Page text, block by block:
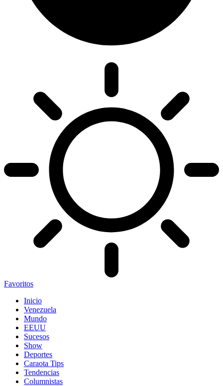
Favoritos
Inicio
Venezuela
Mundo
EEUU
Sucesos
Show
Deportes
Caraota Tips
Tendencias
Columnistas